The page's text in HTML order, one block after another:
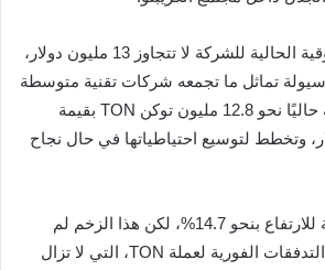
الغريب أن القيمة السوقية الحالية للشركة لا تتجاوز 13 مليون دولار،
تماثل ما تجمعه شركات تقنية متوسطة
الحجم. وتمتلك الشركة حاليًا نحو 12.8 مليون توكن TON بقيمة
دولار، وتخطط لتوسيع احتياطياتها في حال نجاح
الخبر دفع سهم الشركة للارتفاع بنحو 14.7%، لكن هذا الزخم لم
ينعكس حتى الآن على التدفقات الفورية لعملة TON، التي لا تزال